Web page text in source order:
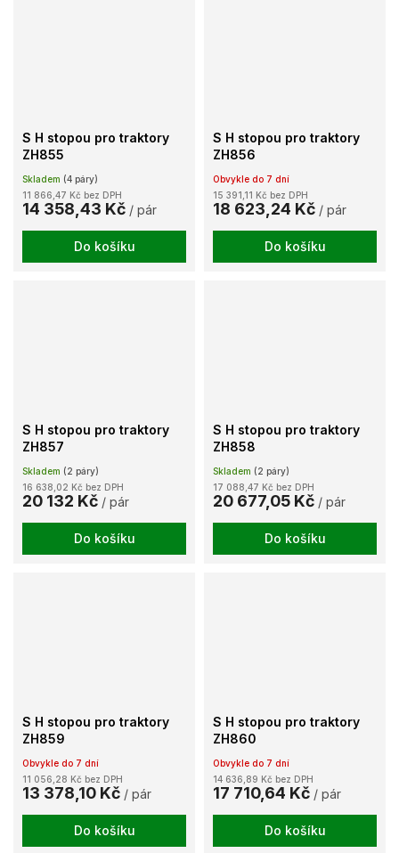
S H stopou pro traktory
ZH855
Skladem (4 páry)
11 866,47 Kč bez DPH
14 358,43 Kč / pár
Do košíku
S H stopou pro traktory
ZH856
Obvykle do 7 dní
15 391,11 Kč bez DPH
18 623,24 Kč / pár
Do košíku
S H stopou pro traktory
ZH857
Skladem (2 páry)
16 638,02 Kč bez DPH
20 132 Kč / pár
Do košíku
S H stopou pro traktory
ZH858
Skladem (2 páry)
17 088,47 Kč bez DPH
20 677,05 Kč / pár
Do košíku
S H stopou pro traktory
ZH859
Obvykle do 7 dní
11 056,28 Kč bez DPH
13 378,10 Kč / pár
Do košíku
S H stopou pro traktory
ZH860
Obvykle do 7 dní
14 636,89 Kč bez DPH
17 710,64 Kč / pár
Do košíku